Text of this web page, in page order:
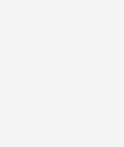
estas temáticas,
de forma
a partir de las mismas,
determina en gran
nos rodea. Si nuestra
el tejido social,
en sí mismo que
sentidos establecidos